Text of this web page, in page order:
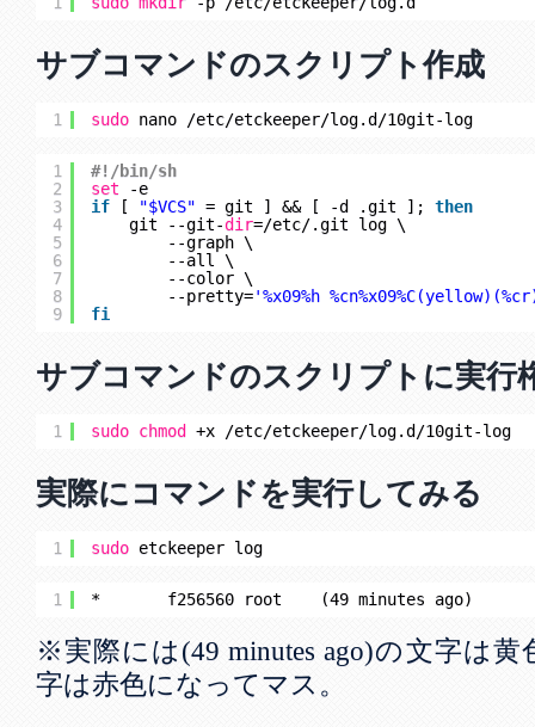
サブコマンドのスクリプト作成
1 sudo nano /etc/etckeeper/log.d /10git-log
1
2
3
4
5
6
7
8
9
#!/bin/sh
set
-e
if
[ "$VCS" = git ] && [ -d .git ]; then
git --git-dir=/etc/.git log \
--graph \
--all \
--color \
--pretty='%x09%h
fi
サブコマンドのスクリプトに実行
1 sudo chmod +x /etc/etckeeper/log.d /10git-log
実際にコマンドを実行してみる
1 sudo etckeeper log
1 *       f256560 root    (49 minutes ago)
※実際には(49 minutes ago)の文字は黄
字は赤色になってマス。